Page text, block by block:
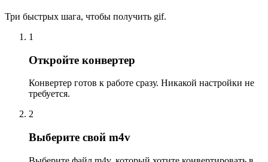
Три быстрых шага, чтобы получить gif.
1
Откройте конвертер
Конвертер готов к работе сразу. Никакой настройки не
требуется.
2
Выберите свой m4v